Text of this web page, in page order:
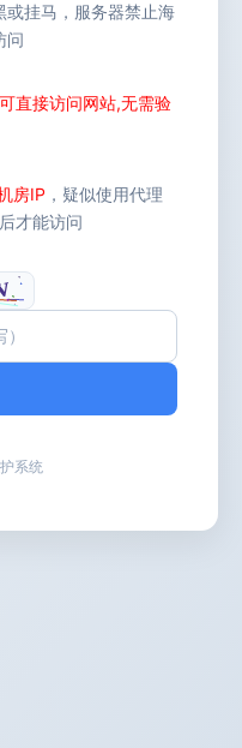
或挂马，服务器禁止海
问
直接访问网站,无需验
房IP ，疑似使用代理
才能访问
系统